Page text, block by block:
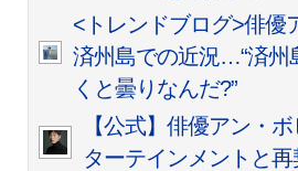
<トレンドブログ>俳優
済州島での近況…“済州
くと曇りなんだ?”
【公式】俳優アン・
ターテインメントと再